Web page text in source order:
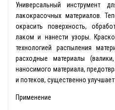
Универсальный инструмент
лакокрасочных материалов.
окрасить поверхность,
лаком и нанести узоры.
технологией распыления
расходные материалы
наносимого материала,
и потеков, существенно
Применение